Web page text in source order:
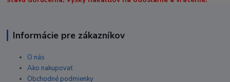
Informácie pre zákazníkov
O nás
Ako nakupovať
Obchodné podmienky